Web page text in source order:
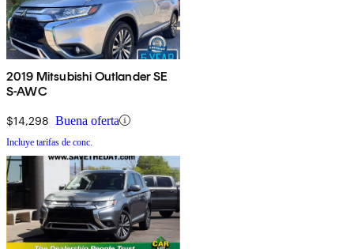
2019 Mitsubishi Outlander SE
S-AWC
$14,298 Buena oferta
Incluye tarifas de conc.